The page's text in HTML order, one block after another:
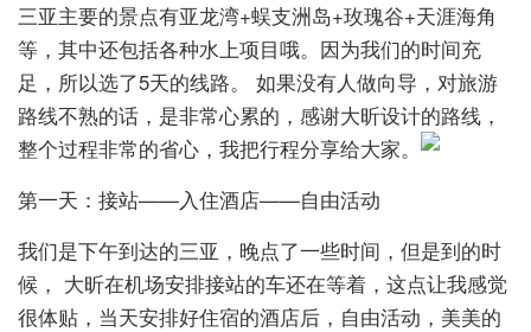
三亚主要的景点有亚龙湾+蜈支洲岛+玫瑰谷+天涯海角
等，其中还包括各种水上项目哦。因为我们的时间充
足，所以选了5天的线路。 如果没有人做向导，对旅游
路线不熟的话，是非常心累的，感谢大昕设计的路线，
整个过程非常的省心，我把行程分享给大家。
第一天：接站——入住酒店——自由活动
我们是下午到达的三亚，晚点了一些时间，但是到的时
候， 大昕在机场安排接站的车还在等着，这点让我感觉
很体贴，当天安排好住宿的酒店后，自由活动，美美的